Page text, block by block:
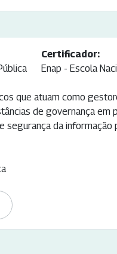
Certificador:
Enap - Escola
que atuam como
de governança
segurança da